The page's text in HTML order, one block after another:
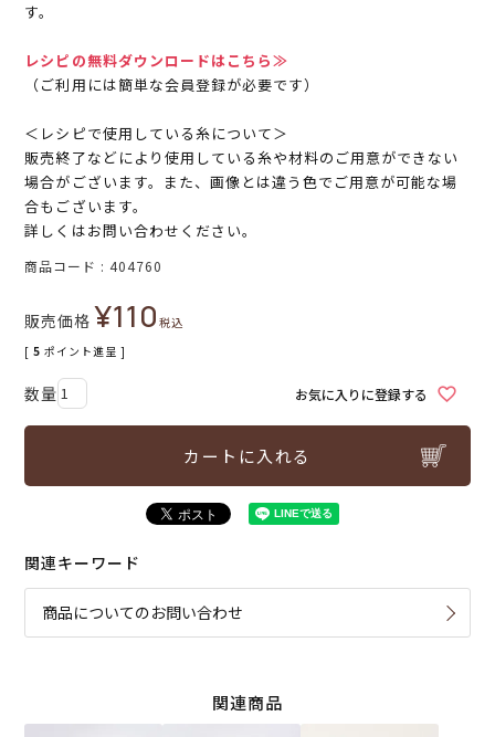
す。
レシピの無料ダウンロードはこちら≫
（ご利用には簡単な会員登録が必要です）
＜レシピで使用している糸について＞
販売終了などにより使用している糸や材料のご用意ができない
場合がございます。また、画像とは違う色でご用意が可能な場
合もございます。
詳しくはお問い合わせください。
商品コード 404760
販売価格 ¥110税込
[ 5 ポイント進呈 ]
お気に入りに登録する
カートに入れる
関連キーワード
商品についてのお問い合わせ
関連商品